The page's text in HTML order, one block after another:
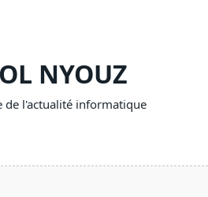
NYOUZ
de l'actualité informatique